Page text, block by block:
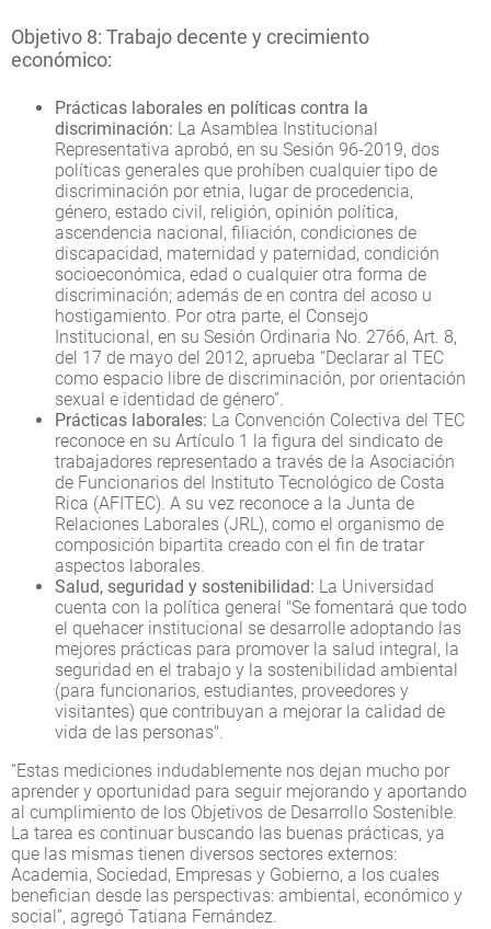
Objetivo 8: Trabajo decente y crecimiento
económico:
Prácticas laborales en políticas contra la
discriminación: La Asamblea Institucional
Representativa aprobó, en su Sesión 96-2019, dos
políticas generales que prohíben cualquier tipo de
discriminación por etnia, lugar de procedencia,
género, estado civil, religión, opinión política,
ascendencia nacional, filiación, condiciones de
discapacidad, maternidad y paternidad, condición
socioeconómica, edad o cualquier otra forma de
discriminación; además de en contra del acoso u
hostigamiento. Por otra parte, el Consejo
Institucional, en su Sesión Ordinaria No. 2766, Art. 8,
del 17 de mayo del 2012, aprueba “Declarar al TEC
como espacio libre de discriminación, por orientación
sexual e identidad de género”.
Prácticas laborales: La Convención Colectiva del TEC
reconoce en su Artículo 1 la figura del sindicato de
trabajadores representado a través de la Asociación
de Funcionarios del Instituto Tecnológico de Costa
Rica (AFITEC). A su vez reconoce a la Junta de
Relaciones Laborales (JRL), como el organismo de
composición bipartita creado con el fin de tratar
aspectos laborales.
Salud, seguridad y sostenibilidad: La Universidad
cuenta con la política general "Se fomentará que todo
el quehacer institucional se desarrolle adoptando las
mejores prácticas para promover la salud integral, la
seguridad en el trabajo y la sostenibilidad ambiental
(para funcionarios, estudiantes, proveedores y
visitantes) que contribuyan a mejorar la calidad de
vida de las personas".
“Estas mediciones indudablemente nos dejan mucho por
aprender y oportunidad para seguir mejorando y aportando
al cumplimiento de los Objetivos de Desarrollo Sostenible.
La tarea es continuar buscando las buenas prácticas, ya
que las mismas tienen diversos sectores externos:
Academia, Sociedad, Empresas y Gobierno, a los cuales
benefician desde las perspectivas: ambiental, económico y
social”, agregó Tatiana Fernández.